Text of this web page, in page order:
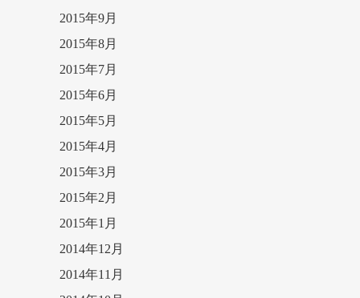
2015年9月
2015年8月
2015年7月
2015年6月
2015年5月
2015年4月
2015年3月
2015年2月
2015年1月
2014年12月
2014年11月